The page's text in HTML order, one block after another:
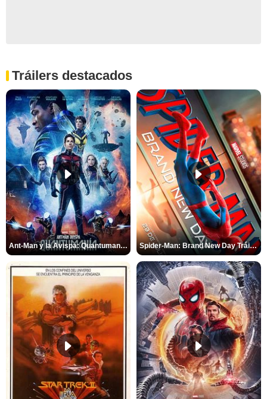
Tráilers destacados
Ant-Man y la Avispa: Quantumanía Tráiler (2) Spider-Man: Brand New Day Tráiler (3)